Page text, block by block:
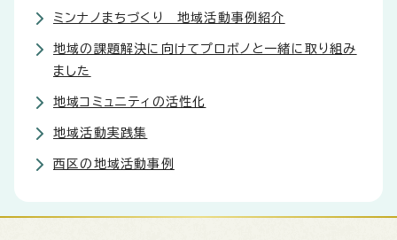
ミンナノまちづくり 地域活動事例紹介
地域の課題解決に向けてプロボノと一緒に取り組み
ました
地域コミュニティの活性化
地域活動実践集
西区の地域活動事例